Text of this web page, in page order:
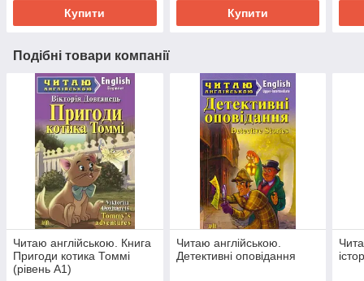
Купити Купити
Подібні товари компанії
Читаю англійською. Книга
Пригоди котика Томмі
(рівень А1)
Читаю англійською.
Детективні оповідання